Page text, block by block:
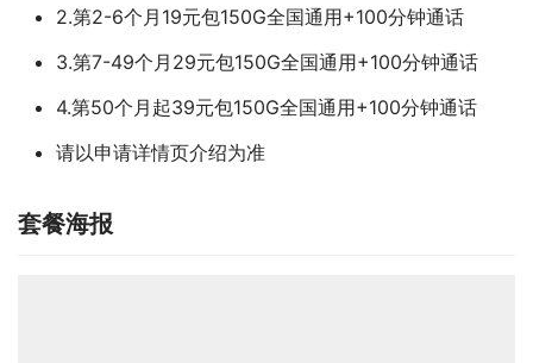
2.第2-6个月19元包150G全国通用+100分钟通话
3.第7-49个月29元包150G全国通用+100分钟通话
4.第50个月起39元包150G全国通用+100分钟通话
请以申请详情页介绍为准
套餐海报